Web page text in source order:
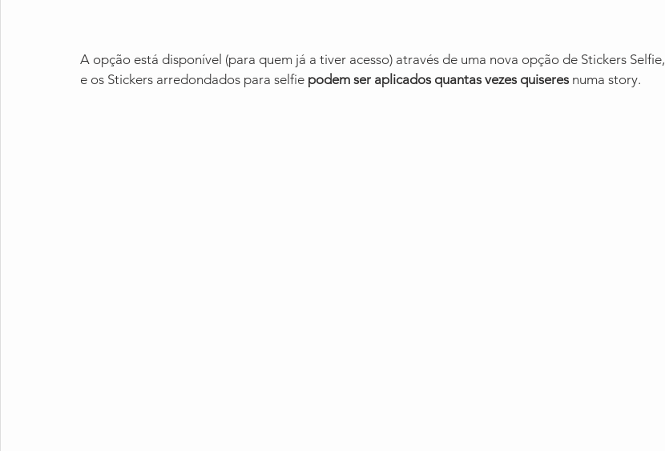
A opção está disponível (para quem já a tiver acesso) através de uma nova opção de Stickers Selfie,
e os Stickers arredondados para selfie podem ser aplicados quantas vezes quiseres numa story.